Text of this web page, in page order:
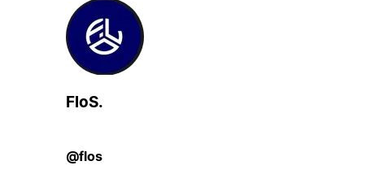
FloS.
@flos